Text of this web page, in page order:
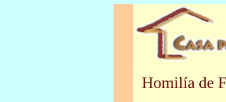
Homilía de